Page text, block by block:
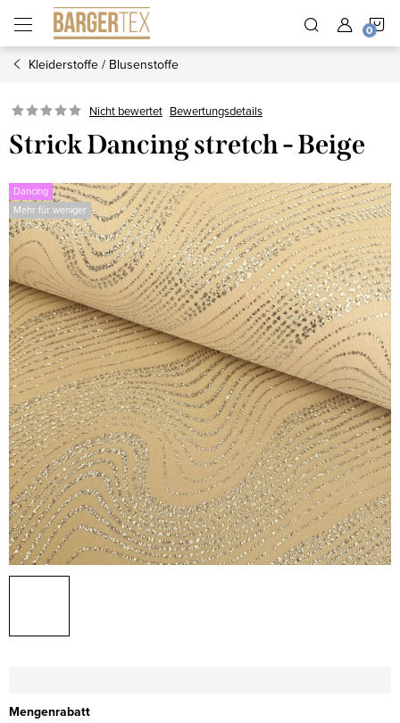
Inhalt
springen
Kleiderstoffe / Blusenstoffe
Nicht bewertet Bewertungsdetails
Strick Dancing stretch - Beige
Dancing
Mehr für weniger
Mengenrabatt